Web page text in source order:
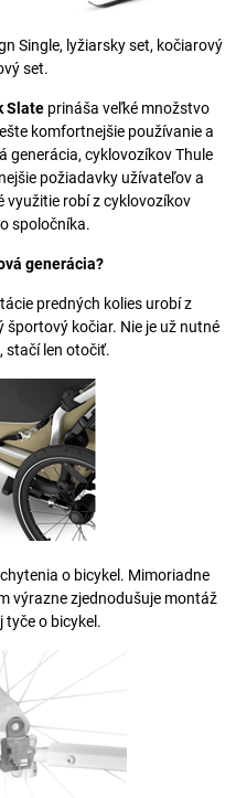
Single, lyžiarsky set, kočiarový
set.
Slate prináša veľké množstvo
komfortnejšie používanie a
generácia, cyklovozíkov Thule
požiadavky užívateľov a
využitie robí z cyklovozíkov
spoločníka.
generácia?
predných kolies urobí z
kočiar. Nie je už nutné
stačí len otočiť.
o bicykel. Mimoriadne
výrazne zjednodušuje montáž
tyče o bicykel.